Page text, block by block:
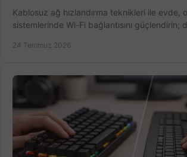
Kablosuz ağ hızlandırma teknikleri ile evde,
sistemlerinde Wi-Fi bağlantısını güçlendirin;
24 Temmuz 2026